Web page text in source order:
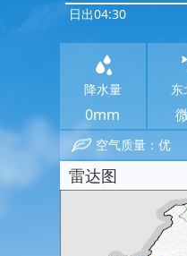
日出04:30
降水量
0mm
东
空气质量：优
雷达图